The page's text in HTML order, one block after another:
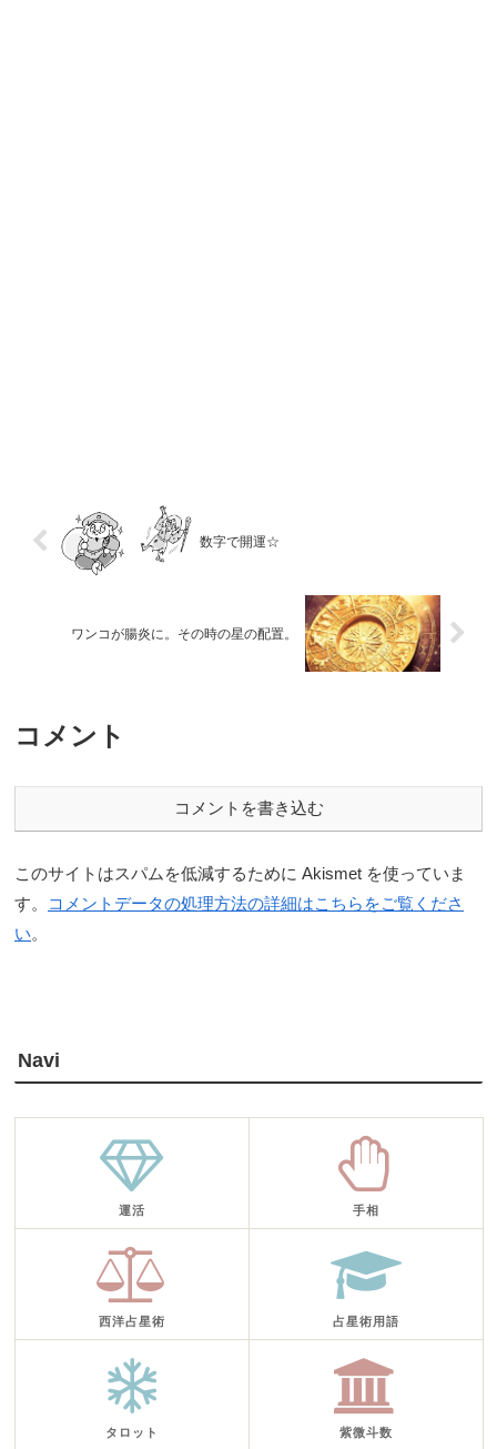
数字で開運☆
ワンコが腸炎に。その時の星の配置。
コメント
コメントを書き込む
このサイトはスパムを低減するために Akismet を使っていま
す。
コメントデータの処理方法の詳細はこちらをご覧くださ
い。
Navi
運活 手相
西洋占星術 占星術用語
タロット 紫微斗数